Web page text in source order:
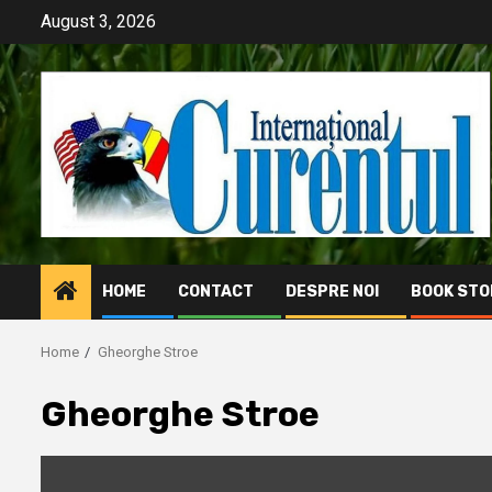
content
August 3, 2026
HOME CONTACT DESPRE NOI BOOK
Home Gheorghe Stroe
Gheorghe Stroe